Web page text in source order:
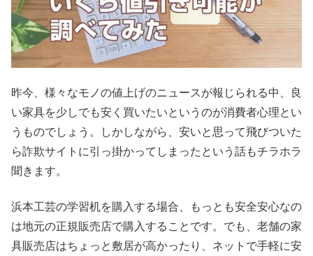
昨今、様々なモノの値上げのニュースが報じられる中、良
い家具を少しでも安く買いたいというのが消費者心理とい
うものでしょう。しかしながら、安いと思って飛びついた
ら詐欺サイトに引っ掛かってしまったという話もチラホラ
聞きます。
浜本工芸の学習机を購入する場合、もっとも安全安心なの
は地元の正規販売店で購入することです。でも、老舗の家
具販売店はちょっと敷居が高かったり、ネットで手軽に安